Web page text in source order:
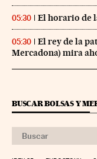
05:30 El horario de
05:30
El rey de la
Mercadona) mira
BUSCAR BOLSAS Y